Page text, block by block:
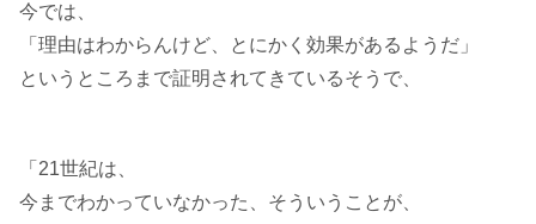
今では、
「理由はわからんけど、とにかく効果があるようだ」
というところまで証明されてきているそうで、
「21世紀は、
今までわかっていなかった、そういうことが、